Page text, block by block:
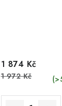
1 874 Kč
1 972 Kč